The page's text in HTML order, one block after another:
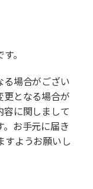
。
場合がござい
となる場合が
容に関しまして
。お手元に届き
すようお願いし